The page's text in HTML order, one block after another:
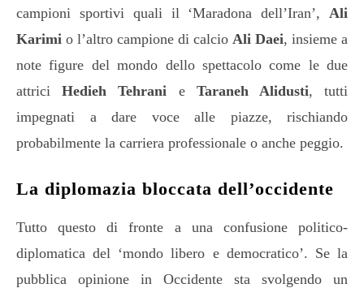
campioni sportivi quali il ‘Maradona dell’Iran’, Ali
Karimi o l’altro campione di calcio Ali Daei, insieme a
note figure del mondo dello spettacolo come le due
attriciHedieh Tehrani e Taraneh Alidusti, tutti
impegnati a dare voce alle piazze, rischiando
probabilmente la carriera professionale o anche peggio.
La diplomazia bloccata dell’occidente
Tutto questo di fronte a una confusione politico-
diplomatica del ‘mondo libero e democratico’. Se la
pubblica opinione in Occidente sta svolgendo un